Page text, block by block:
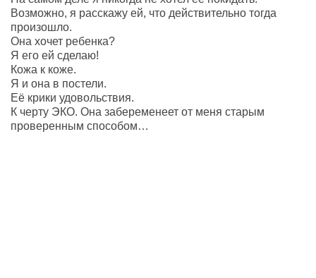
Возможно, я расскажу ей, что действительно тогда
произошло.
Она хочет ребенка?
Я его ей сделаю!
Кожа к коже.
Я и она в постели.
Её крики удовольствия.
К черту ЭКО. Она забеременеет от меня старым
проверенным способом…